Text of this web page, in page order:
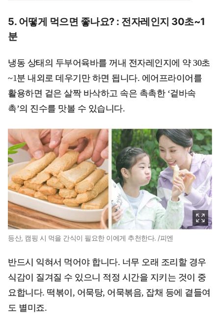
5. 어떻게 먹으면 좋나요? : 전자레인지 30초~1
분
냉동 상태의 두부어육바를 꺼내 전자레인지에 약 30초
~1분 내외로 데우기만 하면 됩니다. 에어프라이어를
활용하면 겉은 살짝 바삭하고 속은 촉촉한 ‘겉바속
촉’의 진수를 맛볼 수 있습니다.
등산, 캠핑 시 먹을 간식이 필요한 이에게 추천한다. /피엔
반드시 익혀서 먹어야 합니다. 너무 오래 조리할 경우
식감이 질겨질 수 있으니 적정 시간을 지키는 것이 중
요합니다. 떡볶이, 어묵탕, 어묵볶음, 잡채 등에 곁들여
도 별미죠.